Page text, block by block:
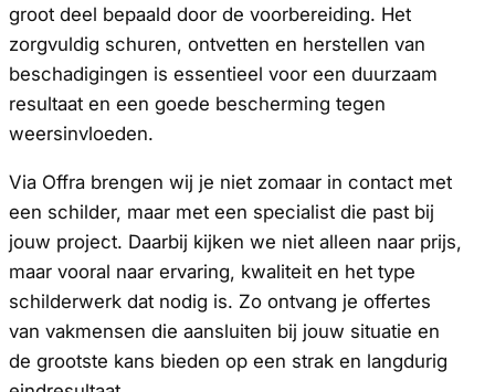
groot deel bepaald door de voorbereiding. Het
zorgvuldig schuren, ontvetten en herstellen van
beschadigingen is essentieel voor een duurzaam
resultaat en een goede bescherming tegen
weersinvloeden.
Via Offra brengen wij je niet zomaar in contact met
een schilder, maar met een specialist die past bij
jouw project. Daarbij kijken we niet alleen naar prijs,
maar vooral naar ervaring, kwaliteit en het type
schilderwerk dat nodig is. Zo ontvang je offertes
van vakmensen die aansluiten bij jouw situatie en
de grootste kans bieden op een strak en langdurig